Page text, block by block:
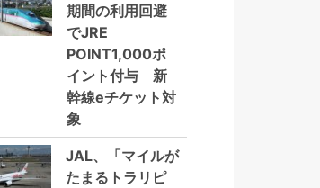
期間の利用回避
でJRE
POINT1,000ポ
イント付与 新
幹線eチケット対
象
JAL、「マイルが
たまるトラリピ